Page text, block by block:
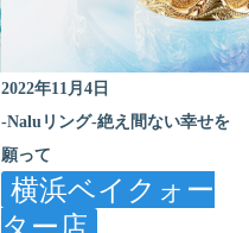
2022年11月4日
-Naluリング-絶え間ない幸せを
願って
横浜ベイクォー
ター店